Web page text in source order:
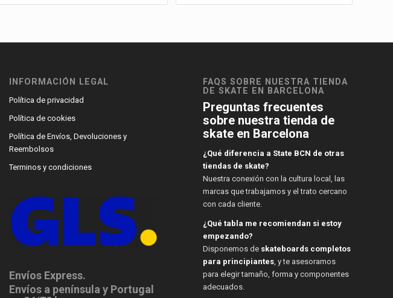
INFORMACIÓN LEGAL
Política de privacidad
Política de cookies
Política de Envíos, Devoluciones y
Reembolsos
Terminos y condiciones
Envíos Express.
Envíos a península y Portugal
FAQS SOBRE NUESTRA TIENDA
DE SKATE EN BARCELONA
Preguntas frecuentes
sobre nuestra tienda de
skate en Barcelona
¿Qué diferencia a State BCN de otras
tiendas de skate?
Nuestra conexión con la cultura local, las
marcas que trabajamos y el trato cercano
con cada cliente.
¿Qué tabla me recomiendan si estoy
empezando?
Disponemos de skateboards completos
para principiantes, y te asesoramos
para elegir tamaño, forma y componentes
adecuados.